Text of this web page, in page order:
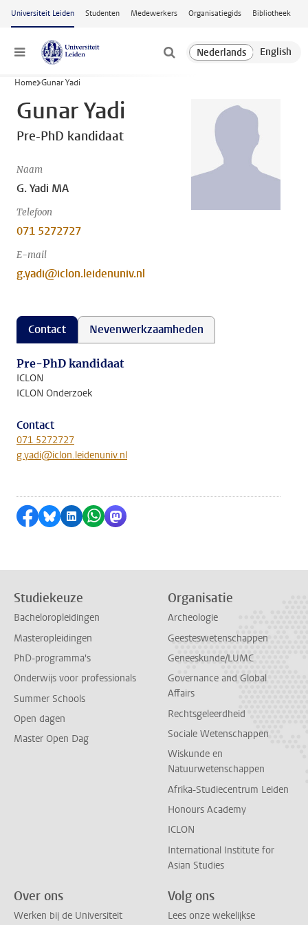
Ga naar hoofdinhoud
Universiteit Leiden Studenten Medewerkers Organisatiegids Bibliotheek
Menu
Home Gunar Yadi
Gunar Yadi
Pre-PhD kandidaat
Naam
G. Yadi MA
Telefoon
071 5272727
E-mail
g.yadi@iclon.leidenuniv.nl
Contact Nevenwerkzaamheden
Pre-PhD kandidaat
ICLON
ICLON Onderzoek
Contact
071 5272727
g.yadi@iclon.leidenuniv.nl
Delen op Facebook
Delen via Bluesky
Delen op LinkedIn
Delen via WhatsApp
Delen via Mastodon
Studiekeuze
Bacheloropleidingen
Masteropleidingen
PhD-programma's
Onderwijs voor professionals
Summer Schools
Open dagen
Master Open Dag
Organisatie
Archeologie
Geesteswetenschappen
Geneeskunde/LUMC
Governance and Global
Affairs
Rechtsgeleerdheid
Sociale Wetenschappen
Wiskunde en
Natuurwetenschappen
Afrika-Studiecentrum Leiden
Honours Academy
ICLON
International Institute for
Asian Studies
Over ons
Werken bij de Universiteit
Volg ons
Lees onze wekelijkse